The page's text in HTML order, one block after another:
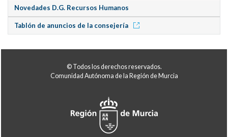
Novedades D.G. Recursos Humanos
Tablón de anuncios de la consejería
© Todos los derechos reservados.
Comunidad Autónoma de la Región de Murcia